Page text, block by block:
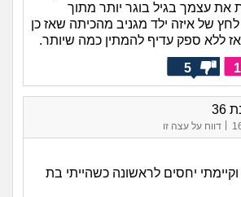
את עצמך בגיל בוגר יותר מתוך
של איזה ילד מגניב מהכיתה שאז כן
ללא ספק עדיף להמתין כמה שיותר.
5
| דווח על עצה זו
וקיימתי יחסים לראשונה כשהייתי בת